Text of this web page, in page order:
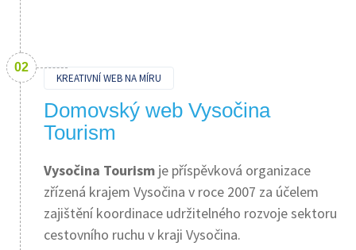
KREATIVNÍ WEB NA MÍRU
Domovský web Vysočina
Tourism
Vysočina Tourism je příspěvková organizace
zřízená krajem Vysočina v roce 2007 za účelem
zajištění koordinace udržitelného rozvoje sektoru
cestovního ruchu v kraji Vysočina.